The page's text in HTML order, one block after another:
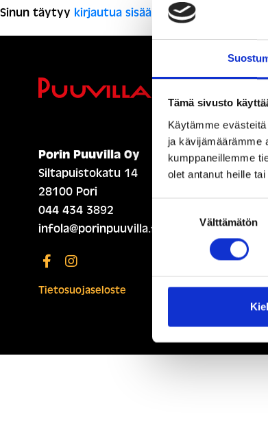
Tämä sivusto
Käytämme
ja kävijämäärämme
kumppaneillemme
olet antanut heille
Välttämätön
Sinun täytyy kirjautua sisään kommentoidaksesi.
Porin Puuvilla Oy
Siltapuistokatu 14
28100 Pori
044 434 3892
infola@porinpuuvilla.fi
Tietosuojaseloste
ETUSIVU